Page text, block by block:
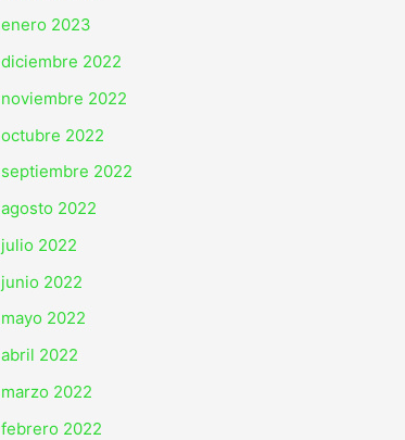
enero 2023
diciembre 2022
noviembre 2022
octubre 2022
septiembre 2022
agosto 2022
julio 2022
junio 2022
mayo 2022
abril 2022
marzo 2022
febrero 2022